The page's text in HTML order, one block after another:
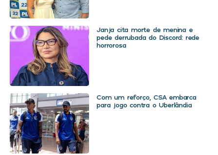
Janja cita morte de menina e
pede derrubada do Discord: rede
horrorosa
Com um reforço, CSA embarca
para jogo contra o Uberlândia